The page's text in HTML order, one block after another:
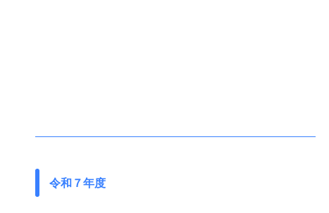
令和７年度